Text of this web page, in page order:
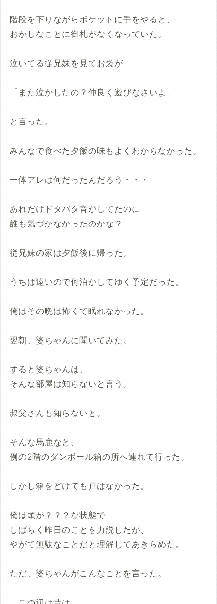
階段を下りながらポケットに手をやると、
おかしなことに御札がなくなっていた。
泣いてる従兄妹を見てお袋が
「また泣かしたの？仲良く遊びなさいよ」
と言った。
みんなで食べた夕飯の味もよくわからなかった。
一体アレは何だったんだろう・・・
あれだけドタバタ音がしてたのに
誰も気づかなかったのかな？
従兄妹の家は夕飯後に帰った。
うちは遠いので何泊かしてゆく予定だった。
俺はその晩は怖くて眠れなかった。
翌朝、婆ちゃんに聞いてみた。
すると婆ちゃんは、
そんな部屋は知らないと言う。
叔父さんも知らないと。
そんな馬鹿なと、
例の2階のダンボール箱の所へ連れて行った。
しかし箱をどけても戸はなかった。
俺は頭が？？？な状態で
しばらく昨日のことを力説したが、
やがて無駄なことだと理解してあきらめた。
ただ、婆ちゃんがこんなことを言った。